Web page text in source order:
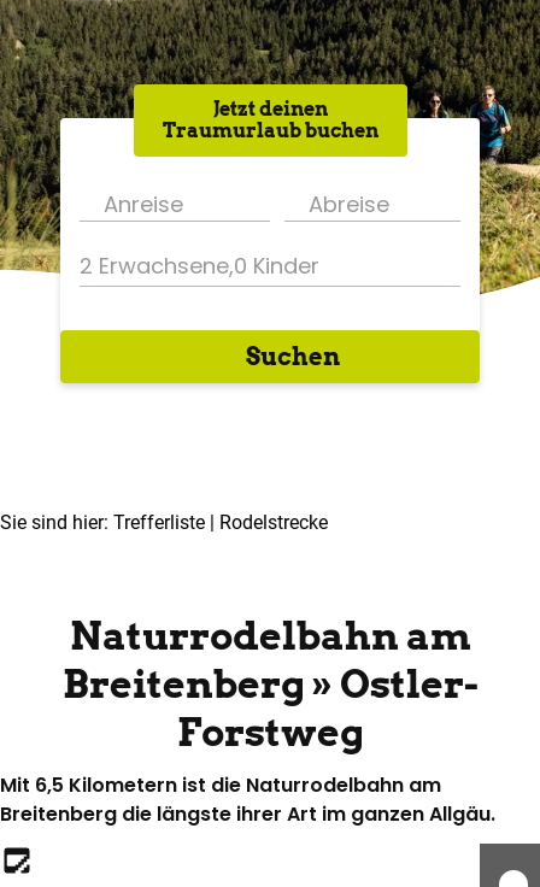
Jetzt deinen
Traumurlaub buchen
2 Erwachsene,0 Kinder
Suchen
Sie sind hier: Trefferliste | Rodelstrecke
Naturrodelbahn am
Breitenberg » Ostler-
Forstweg
Mit 6,5 Kilometern ist die Naturrodelbahn am
Breitenberg die längste ihrer Art im ganzen Allgäu.